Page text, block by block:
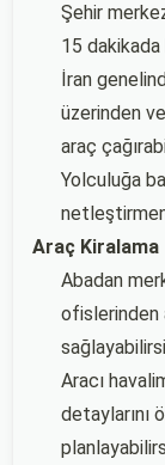
Şehir
15 dakikada
İran
üzerinden
araç
Yolculuğa
Araç Kiralama
Abadan
ofislerinden
Aracı
detaylarını